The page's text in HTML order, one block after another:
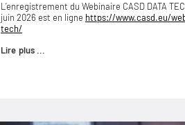
L’enregistrement du Webinaire CASD DATA
juin 2026 est en ligne https://www.casd.eu/
tech/
Lire plus ...